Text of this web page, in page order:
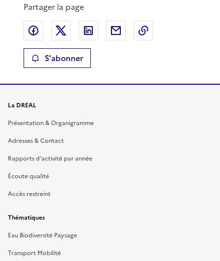
Partager la page
Partager sur Facebook
Partager sur XPartager sur LinkedIn
Partager par email
S'abonner
La DREAL
Présentation & Organigramme
Adresses & Contact
Rapports d’activité par année
Écoute qualité
Accès restreint
Thématiques
Eau Biodiversité Paysage
Transport Mobilité